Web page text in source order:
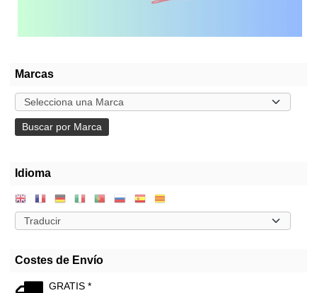
Marcas
Idioma
Costes de Envío
GRATIS *